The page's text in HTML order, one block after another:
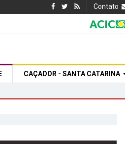
Contato
CAÇADOR - SANTA CATARINA